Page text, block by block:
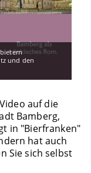
und den
auf die
Bamberg,
in "Bierfranken"
hat auch
Sie sich selbst